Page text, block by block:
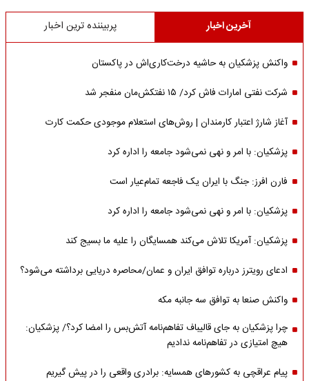
آخرین اخبار پربیننده ترین اخبار
واکنش پزشکیان به حاشیه درخت‌کاری‌اش در پاکستان
شرکت نفتی امارات فاش کرد/ ۱۵ نفتکش‌مان منفجر شد
آغاز شارژ اعتبار کارمندان | روش‌های استعلام موجودی حکمت کارت
پزشکیان: با امر و نهی نمی‌شود جامعه را اداره کرد
فارن افرز: جنگ با ایران یک فاجعه تمام‌عیار است
پزشکیان: با امر و نهی نمی‌شود جامعه را اداره کرد
پزشکیان: آمریکا تلاش می‌کند همسایگان را علیه ما بسیج کند
ادعای رویترز درباره توافق ایران و عمان/محاصره دریایی برداشته می‌شود؟
واکنش صنعا به توافق سه جانبه مکه
چرا پزشکیان به جای قالیباف تفاهم‌نامه آتش‌بس را امضا کرد؟/ پزشکیان:
هیچ امتیازی در تفاهم‌نامه ندادیم
پیام عراقچی به کشورهای همسایه: برادری واقعی را در پیش گیریم